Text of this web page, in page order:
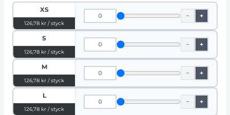
XS
126,78 kr / styck
− +
S
126,78 kr / styck
− +
M
126,78 kr / styck
− +
L
126,78 kr / styck
− +